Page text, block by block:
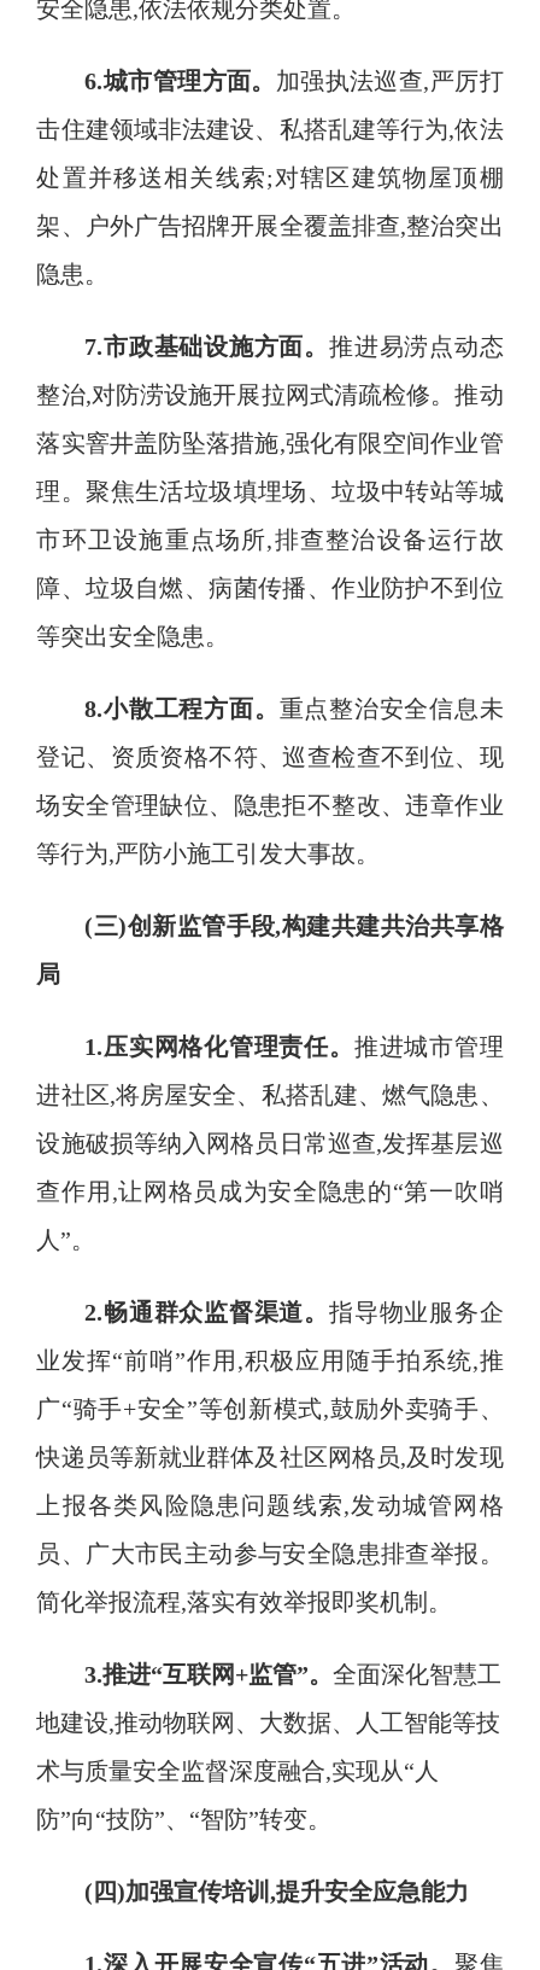
安全隐患,依法依规分类处置。
6.城市管理方面。 加强执法巡查,严厉打
击住建领域非法建设、私搭乱建等行为,依法
处置并移送相关线索;对辖区建筑物屋顶棚
架、户外广告招牌开展全覆盖排查,整治突出
隐患。
7.市政基础设施方面。推进易涝点动态
整治,对防涝设施开展拉网式清疏检修。推动
落实窨井盖防坠落措施,强化有限空间作业管
理。聚焦生活垃圾填埋场、垃圾中转站等城
市环卫设施重点场所,排查整治设备运行故
障、垃圾自燃、病菌传播、作业防护不到位
等突出安全隐患。
8.小散工程方面。 重点整治安全信息未
登记、资质资格不符、巡查检查不到位、现
场安全管理缺位、隐患拒不整改、违章作业
等行为,严防小施工引发大事故。
(三)创新监管手段,构建共建共治共享格
局
1.压实网格化管理责任。 推进城市管理
进社区,将房屋安全、私搭乱建、燃气隐患、
设施破损等纳入网格员日常巡查,发挥基层巡
查作用,让网格员成为安全隐患的“第一吹哨
人”。
2.畅通群众监督渠道。指导物业服务企
业发挥“前哨”作用,积极应用随手拍系统,推
广“骑手+安全”等创新模式,鼓励外卖骑手、
快递员等新就业群体及社区网格员,及时发现
上报各类风险隐患问题线索,发动城管网格
员、广大市民主动参与安全隐患排查举报 。
简化举报流程,落实有效举报即奖机制。
3.推进“互联网+监管”。全面深化智慧工
地建设,推动物联网、大数据、人工智能等技
术与质量安全监督深度融合,实现从“人
防”向“技防”、“智防”转变。
(四)加强宣传培训,提升安全应急能力
1.深入开展安全宣传“五进”活动。 聚焦